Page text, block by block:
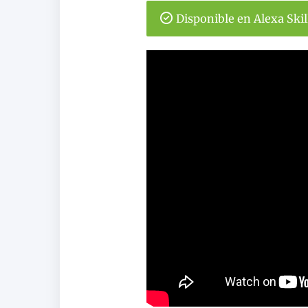
Disponible en Alexa